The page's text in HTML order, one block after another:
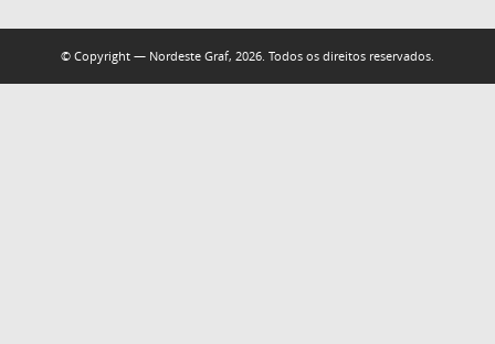
© Copyright — Nordeste Graf, 2026. Todos os direitos reservados.